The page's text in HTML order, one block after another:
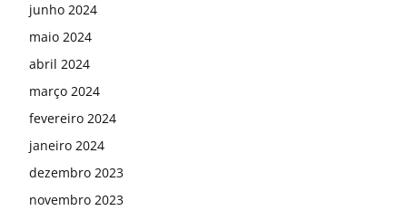
junho 2024
maio 2024
abril 2024
março 2024
fevereiro 2024
janeiro 2024
dezembro 2023
novembro 2023